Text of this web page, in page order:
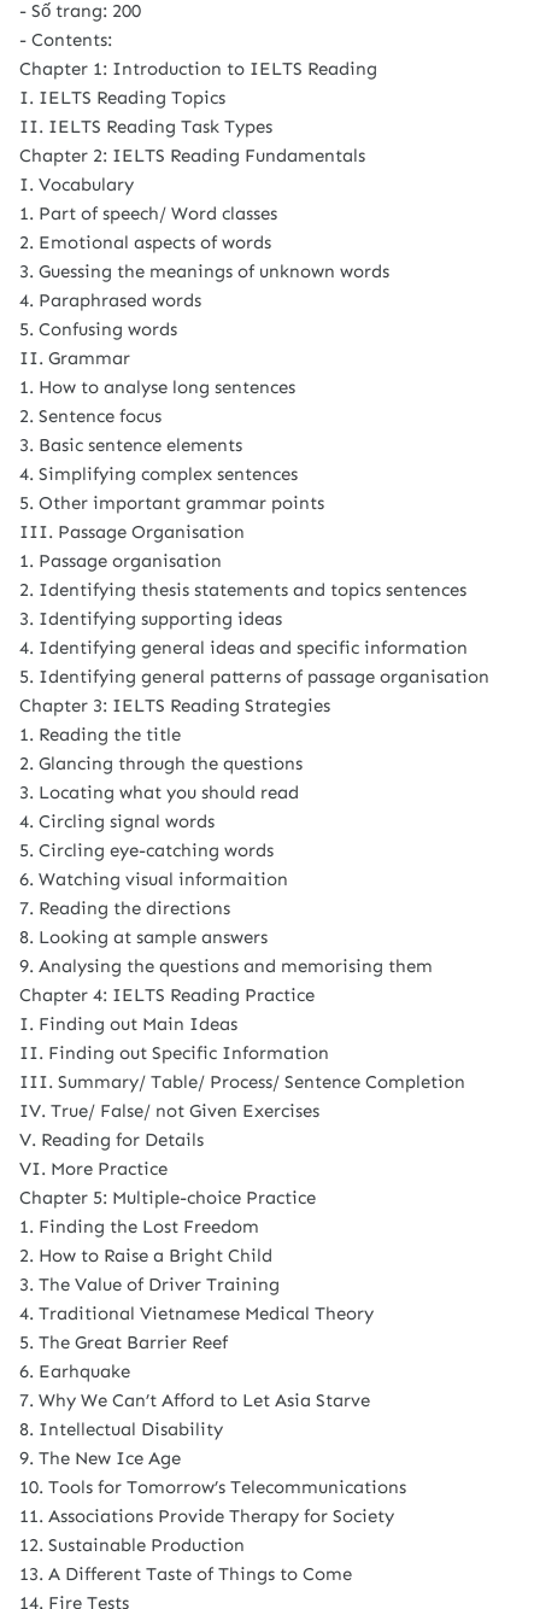
- Số trang: 200
- Contents:
Chapter 1: Introduction to IELTS Reading
I. IELTS Reading Topics
II. IELTS Reading Task Types
Chapter 2: IELTS Reading Fundamentals
I. Vocabulary
1. Part of speech/ Word classes
2. Emotional aspects of words
3. Guessing the meanings of unknown words
4. Paraphrased words
5. Confusing words
II. Grammar
1. How to analyse long sentences
2. Sentence focus
3. Basic sentence elements
4. Simplifying complex sentences
5. Other important grammar points
III. Passage Organisation
1. Passage organisation
2. Identifying thesis statements and topics sentences
3. Identifying supporting ideas
4. Identifying general ideas and specific information
5. Identifying general patterns of passage organisation
Chapter 3: IELTS Reading Strategies
1. Reading the title
2. Glancing through the questions
3. Locating what you should read
4. Circling signal words
5. Circling eye-catching words
6. Watching visual informaition
7. Reading the directions
8. Looking at sample answers
9. Analysing the questions and memorising them
Chapter 4: IELTS Reading Practice
I. Finding out Main Ideas
II. Finding out Specific Information
III. Summary/ Table/ Process/ Sentence Completion
IV. True/ False/ not Given Exercises
V. Reading for Details
VI. More Practice
Chapter 5: Multiple-choice Practice
1. Finding the Lost Freedom
2. How to Raise a Bright Child
3. The Value of Driver Training
4. Traditional Vietnamese Medical Theory
5. The Great Barrier Reef
6. Earhquake
7. Why We Can’t Afford to Let Asia Starve
8. Intellectual Disability
9. The New Ice Age
10. Tools for Tomorrow’s Telecommunications
11. Associations Provide Therapy for Society
12. Sustainable Production
13. A Different Taste of Things to Come
14. Fire Tests